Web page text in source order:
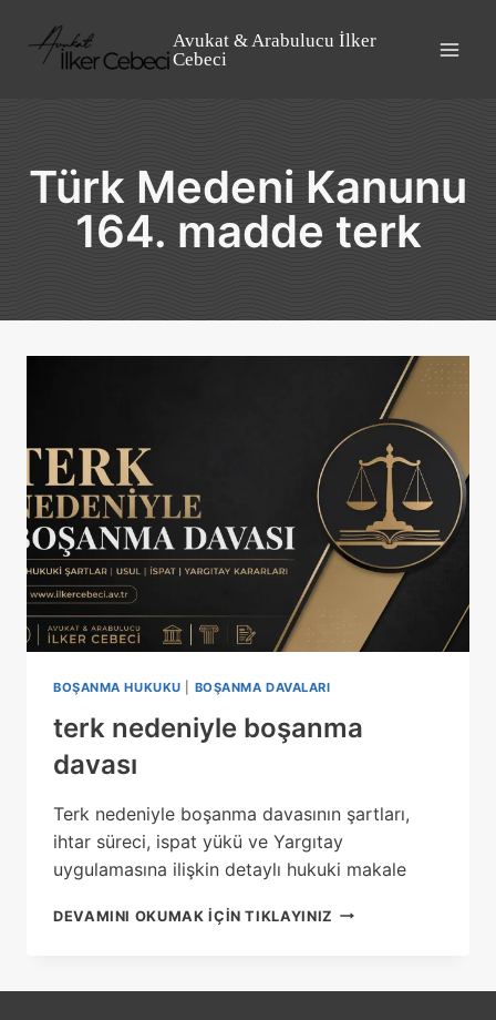
content
Avukat & Arabulucu İlker
Cebeci
Türk Medeni Kanunu
164. madde terk
BOŞANMA HUKUKU BOŞANMA DAVALARI
terk nedeniyle boşanma
davası
Terk nedeniyle boşanma davasının şartları,
ihtar süreci, ispat yükü ve Yargıtay
uygulamasına ilişkin detaylı hukuki makale
DEVAMINI OKUMAK IÇIN TIKLAYINIZ TERK